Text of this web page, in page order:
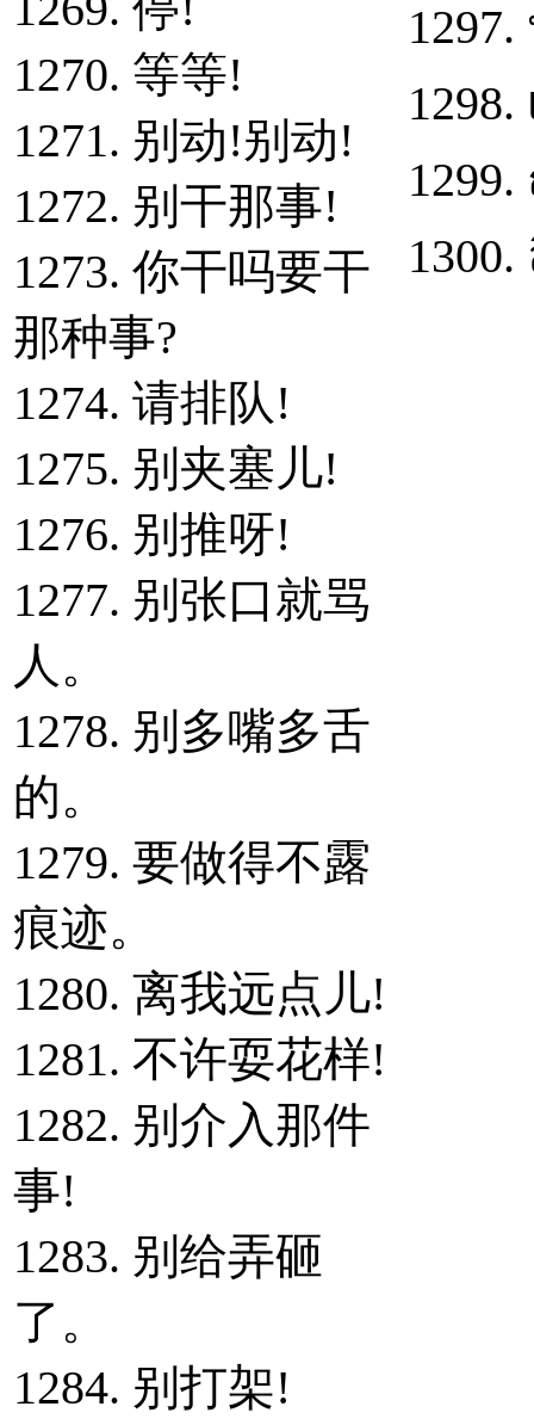
1270. 等等!
1271. 别动!别动!
1272. 别干那事!
1273. 你干吗要干
那种事?
1274. 请排队!
1275. 别夹塞儿!
1276. 别推呀!
1277. 别张口就骂
人。
1278. 别多嘴多舌
的。
1279. 要做得不露
痕迹。
1280. 离我远点儿!
1281. 不许耍花样!
1282. 别介入那件
事!
1283. 别给弄砸
了。
1284. 别打架!